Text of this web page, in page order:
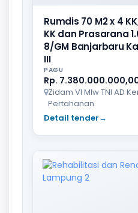
Rumdis 70 M2 x 4
KK dan Prasarana
8/GM Banjarbaru
III
PAGU
Rp.
Zidam VI Mlw TNI AD
Pertahanan
Detail tender→